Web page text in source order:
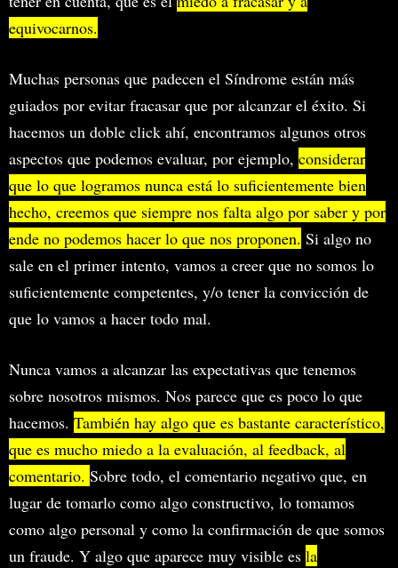
equivocarnos.
Muchas personas que padecen el Síndrome están más
guiados por evitar fracasar que por alcanzar el éxito. Si
hacemos un doble click ahí, encontramos algunos otros
aspectos que podemos evaluar, por ejemplo, considerar
que lo que logramos nunca está lo suficientemente bien
hecho, creemos que siempre nos falta algo por saber y por
ende no podemos hacer lo que nos proponen. Si algo no
sale en el primer intento, vamos a creer que no somos lo
suficientemente competentes, y/o tener la convicción de
que lo vamos a hacer todo mal.
Nunca vamos a alcanzar las expectativas que tenemos
sobre nosotros mismos. Nos parece que es poco lo que
hacemos. También hay algo que es bastante característico,
que es mucho miedo a la evaluación, al feedback, al
comentario. Sobre todo, el comentario negativo que, en
lugar de tomarlo como algo constructivo, lo tomamos
como algo personal y como la confirmación de que somos
un fraude. Y algo que aparece muy visible es la